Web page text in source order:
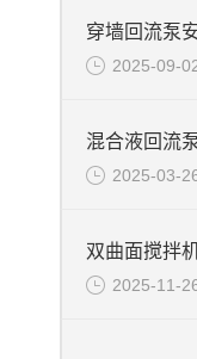
穿墙回流泵
2025-09-
2025-03-
2025-11-